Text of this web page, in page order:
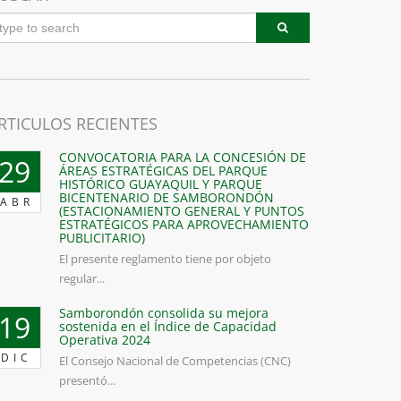
RECIENTES
ABR
CONVOCATORIA PARA LA CONCESIÓN DE
ÁREAS ESTRATÉGICAS DEL PARQUE
HISTÓRICO GUAYAQUIL Y PARQUE
BICENTENARIO DE SAMBORONDÓN
(ESTACIONAMIENTO GENERAL Y PUNTOS
ESTRATÉGICOS PARA APROVECHAMIENTO
PUBLICITARIO)
El presente reglamento tiene por objeto
regular...
DIC
Samborondón consolida su mejora
sostenida en el Índice de Capacidad
Operativa 2024
El Consejo Nacional de Competencias (CNC)
presentó...